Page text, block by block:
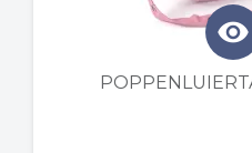
visibility